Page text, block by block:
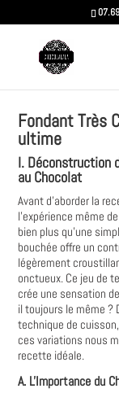
Fondant Très
ultime
I. Déconstruction
au Chocolat
Avant d'aborder la
l'expérience même
bien plus qu'une
bouchée offre un
légèrement
onctueux. Ce jeu de
crée une sensation
il toujours le même ?
technique de
ces variations nous
recette idéale.
A. L'Importance du